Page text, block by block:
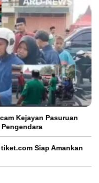
Kejayan Pasuruan
Siap Amankan